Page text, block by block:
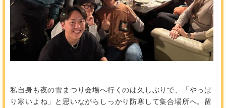
私自身も夜の雪まつり会場へ行くのは久しぶりで、「やっぱ
り寒いよね」と思いながらしっかり防寒して集合場所へ。留